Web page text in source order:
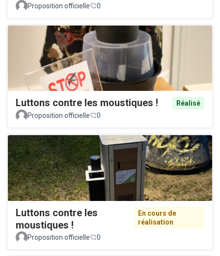
Proposition officielle
0
Luttons contre les moustiques !
Réalisé
Proposition officielle
0
Luttons contre les
moustiques !
En cours de
réalisation
Proposition officielle
0